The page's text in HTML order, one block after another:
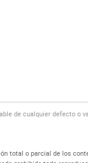
de cualquier defecto o
total o parcial de los